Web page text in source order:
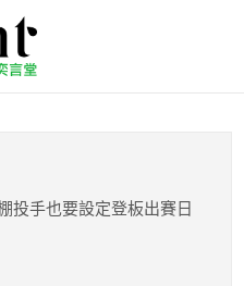
又出招 牛
登板出賽日
投手也要設定登板出賽日